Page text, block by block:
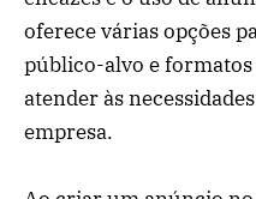
oferece várias opções
público-alvo e
atender às
empresa.